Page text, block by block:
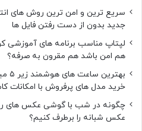
سریع ترین و امن ترین روش های
جدید بدون از دست رفتن فایل ها
لپتاپ مناسب برنامه های آموزشی
هم امن باشد هم مقرون به صرفه؟
خرید مدل های پرفروش با امکانات
چگونه در شب با گوشی عکس های
عکس شبانه را برطرف کنیم؟